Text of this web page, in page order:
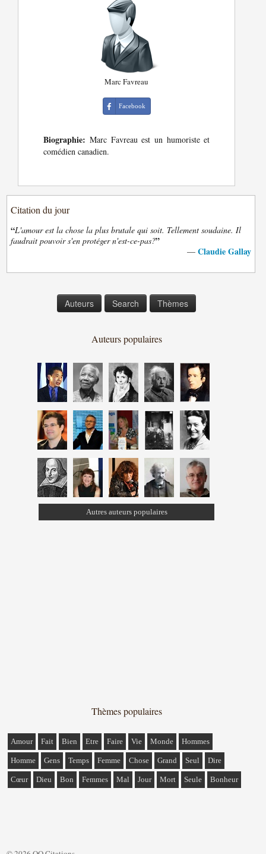
Marc Favreau
Facebook
Biographie: Marc Favreau est un humoriste et
comédien canadien.
Citation du jour
“L'amour est la chose la plus brutale qui soit. Tellement soudaine. Il
faudrait pouvoir s'en protéger n'est-ce-pas?”
— Claudie Gallay
Auteurs Search Thèmes
Auteurs populaires
Autres auteurs populaires
Thèmes populaires
Amour Fait Bien Etre Faire Vie Monde Hommes
Homme Gens Temps Femme Chose Grand Seul Dire
Cœur Dieu Bon Femmes Mal Jour Mort Seule Bonheur